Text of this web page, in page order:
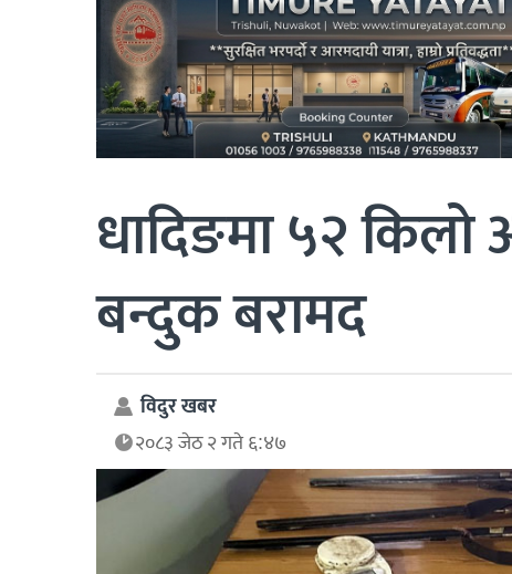
धादिङमा ५२
बन्दुक बरामद
विदुर खबर
२०८३ जेठ २ गते ६:४७